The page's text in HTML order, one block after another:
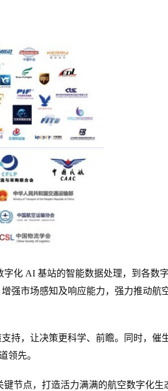
化 AI 基站的智能数据处理，到各数
强市场感知及响应能力，强力推动航
持，让决策更科学、前瞻。同时，催
领先。
键节点，打造活力满满的航空数字化生